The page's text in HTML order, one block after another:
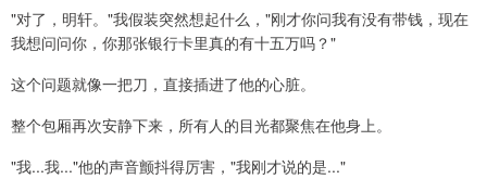
"对了，明轩。"我假装突然想起什么，"刚才你问我有没有带钱，现在
我想问问你，你那张银行卡里真的有十五万吗？"
这个问题就像一把刀，直接插进了他的心脏。
整个包厢再次安静下来，所有人的目光都聚焦在他身上。
"我...我..."他的声音颤抖得厉害，"我刚才说的是..."